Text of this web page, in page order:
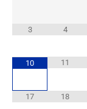
3 4
10 11
17 18